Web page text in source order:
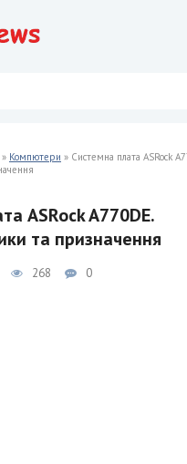
» Компютери » Системна плата ASRock
ASRock A770DE.
та призначення
268 0